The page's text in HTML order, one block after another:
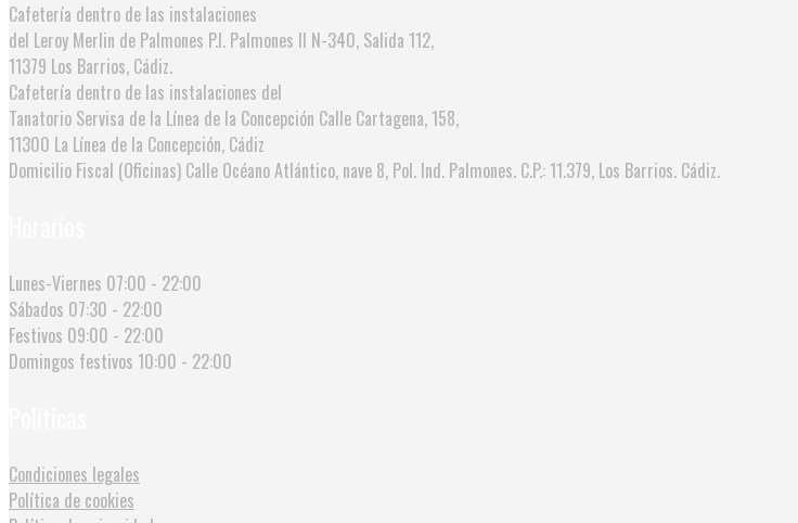
Cafetería dentro de las instalaciones
del Leroy Merlin de Palmones P.I. Palmones II N-340, Salida 112,
11379 Los Barrios, Cádiz.
Cafetería dentro de las instalaciones del
Tanatorio Servisa de la Línea de la Concepción Calle Cartagena, 158,
11300 La Línea de la Concepción, Cádiz
Domicilio Fiscal (Oficinas) Calle Océano Atlántico, nave 8, Pol. Ind. Palmones. C.P.: 11.379, Los Barrios. Cádiz.
Lunes-Viernes 07:00 - 22:00
Sábados 07:30 - 22:00
Festivos 09:00 - 22:00
Domingos festivos 10:00 - 22:00
Condiciones legales
Política de cookies